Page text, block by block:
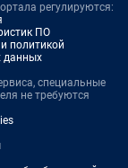
регулируются:
ПО
политикой
данных
специальные
не требуются